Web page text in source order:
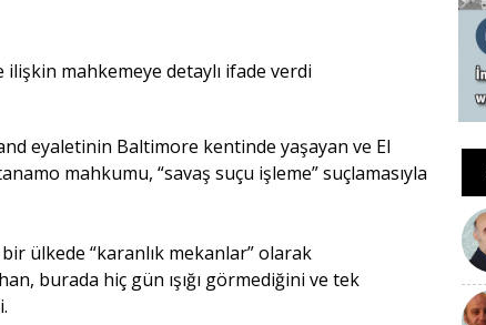
eyaletinin Baltimore kentinde yaşayan ve El
mahkumu, “savaş suçu işleme” suçlamasıyla
ülkede “karanlık mekanlar” olarak
burada hiç gün ışığı görmediğini ve tek